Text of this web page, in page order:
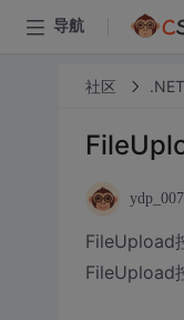
导航
社区
FileUpload
FileUpload